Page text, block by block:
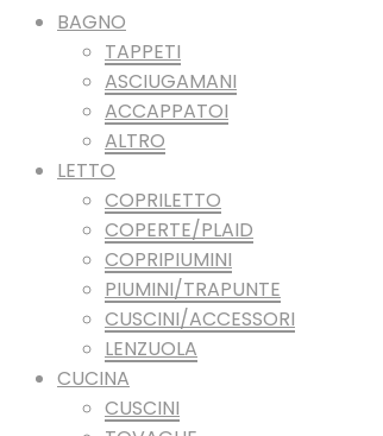
BAGNO
TAPPETI
ASCIUGAMANI
ACCAPPATOI
ALTRO
LETTO
COPRILETTO
COPERTE/PLAID
COPRIPIUMINI
PIUMINI/TRAPUNTE
CUSCINI/ACCESSORI
LENZUOLA
CUCINA
CUSCINI